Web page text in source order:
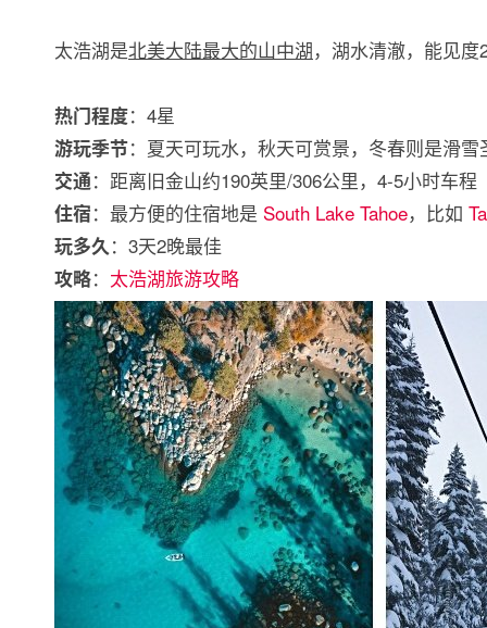
太浩湖是北美大陆最大的山中湖，湖水清澈，能见度
热门程度：4星
游玩季节：夏天可玩水，秋天可赏景，冬春则是滑雪
交通：距离旧金山约190英里/306公里，4-5小时车程
住宿：最方便的住宿地是 South Lake Tahoe，比如
玩多久：3天2晚最佳
攻略： 太浩湖旅游攻略